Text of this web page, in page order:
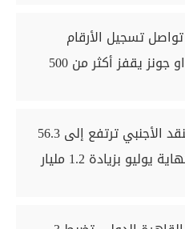
تسجيل الأرقام
القياسية.. داو جونز يقفز أكثر من 500
احتياطيات النقد الأجنبي ترتفع إلى 56.3
مليار دولار بنهاية يوليو بزيادة 1.2 مليار